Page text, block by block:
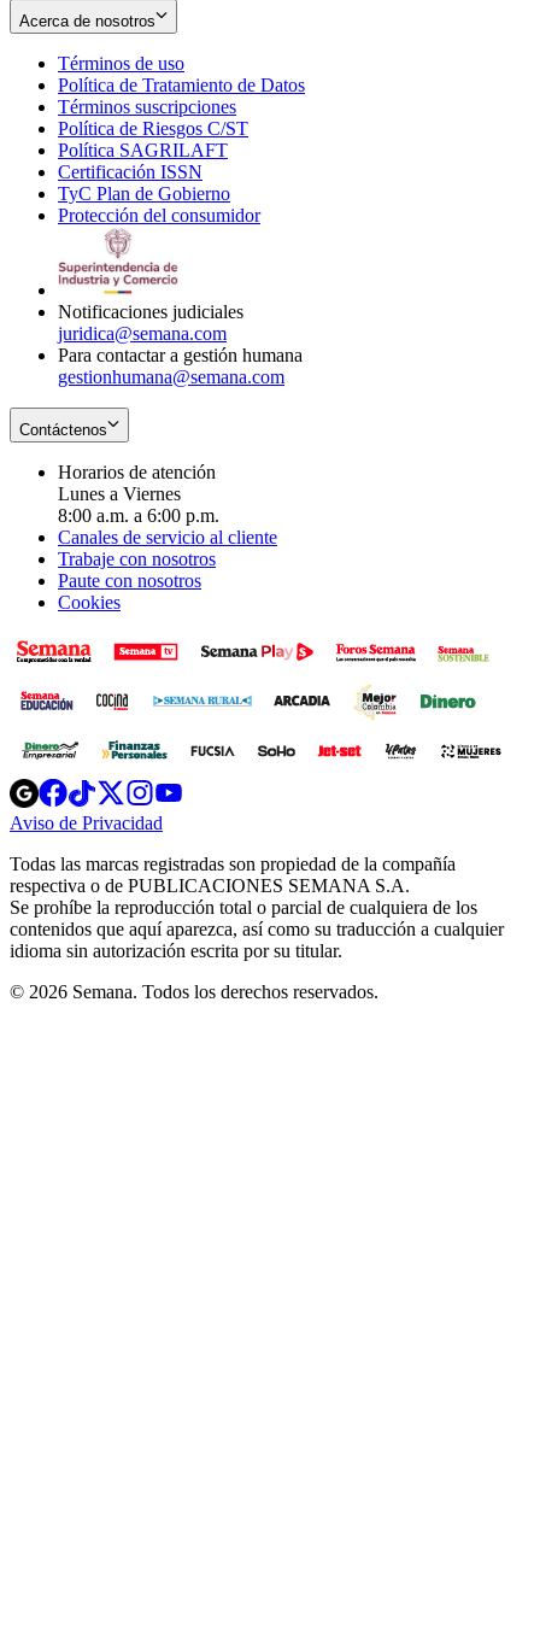
Acerca de nosotros
Términos de uso
in
new
window
Política de Tratamiento de Datos
Términos suscripciones
in
Política de Riesgos C/ST
Política SAGRILAFT
new
window
Certificación ISSN
in
new
TyC Plan de Gobierno
in
Protección del consumidorOpens
Notificaciones judiciales
juridica@semana.com
Para contactar a gestión humana
gestionhumana@semana.com
Contáctenos
Horarios de atención
Lunes a Viernes
8:00 a.m. a 6:00 p.m.
Canales de servicio al cliente
Trabaje con nosotros
Paute con nosotros
Cookies
Opens
in
new
Opens
in
new
Opens
in
new
window
Opens
new
windowwindow
Aviso de Privacidad
new
window
Todas las marcas registradas son propiedad de la compañía
respectiva o de PUBLICACIONES SEMANA S.A.
Se prohíbe la reproducción total o parcial de cualquiera de los
contenidos que aquí aparezca, así como su traducción a cualquier
idioma sin autorización escrita por su titular.
© 2026 Semana. Todos los derechos reservados.